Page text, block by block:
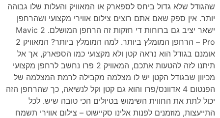
שהגודל שלא גדול ביחס לספארק או המאוויק והעלות שלו גבוהה
יותר. אין ספק שאם אתם רוצים צילום אווירי מקצועי ושהרחפן
ישאר יציב גם ברוחות די חזקות זה הרחפן המושלם. Mavic 2
Pro – הרחפן המומלץ ביותר. למה המומלץ ביותר? המאוויק 2
אומנם בגודל הוא נראה קטן ולא מקצועי כמו הספארק, אך אל
תיתנו לזה להטעות אתכם, המאוויק 2 פרו נחשב לרחפן מקצועי
מכיוון שבגודל הקטן יש לו מצלמה מקבילה לרמת המצלמה של
הפנטום 4 אדוונס/פרו והוא גם קטן וקל לנשיאה, כך שהרחפן הזה
יכול לתת את החווית השימוש בטיולים הכי טובה שיש. לכל
התייעצות, מוזמנים לפנות אלינו סקיישוט – צילום אווירי תשמח